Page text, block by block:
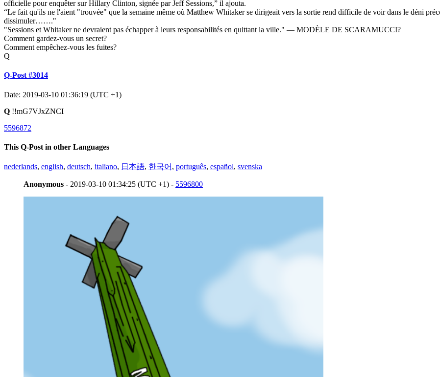
officielle pour enquêter sur Hillary Clinton, signée par Jeff Sessions,” il ajouta.
“Le fait qu'ils ne l'aient "trouvée" que la semaine même où Matthew Whitaker se dirigeait vers la sortie rend difficile de voir dans le déni
dissimuler……."
"Sessions et Whitaker ne devraient pas échapper à leurs responsabilités en quittant la ville." — MODÈLE DE SCARAMUCCI?
Comment gardez-vous un secret?
Comment empêchez-vous les fuites?
Q
Q-Post #3014
Date: 2019-03-10 01:36:19 (UTC +1)
Q !!mG7VJxZNCI
5596872
This Q-Post in other Languages
nederlands, english, deutsch, italiano, 日本語, 한국어 , português, español, svenska
Anonymous - 2019-03-10 01:34:25 (UTC +1) - 5596800